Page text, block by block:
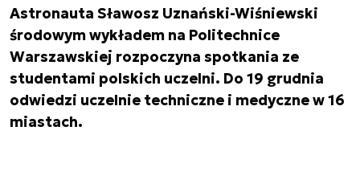
Astronauta Sławosz Uznański-Wiśniewski
środowym wykładem na Politechnice
Warszawskiej rozpoczyna spotkania ze
studentami polskich uczelni. Do 19 grudnia
odwiedzi uczelnie techniczne i medyczne w 16
miastach.